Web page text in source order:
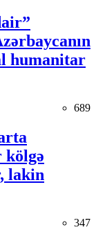
humanitar
689
lakin
347